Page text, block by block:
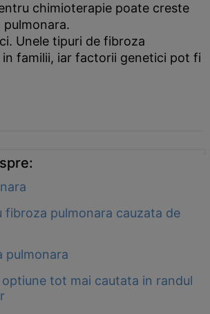
chimioterapie poate creste
Unele tipuri de fibroza
in familii, iar factorii genetici pot fi
fibroza pulmonara cauzata de
pulmonara
tot mai cautata in randul